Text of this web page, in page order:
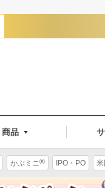
商品
かぶミニ® IPO・PO